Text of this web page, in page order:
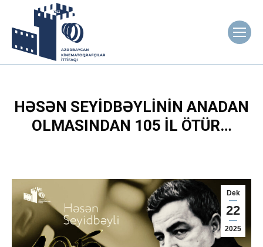
HƏSƏN SEYIDBƏYLININ ANADAN
OLMASINDAN 105 IL ÖTÜR…
Dek
22
2025